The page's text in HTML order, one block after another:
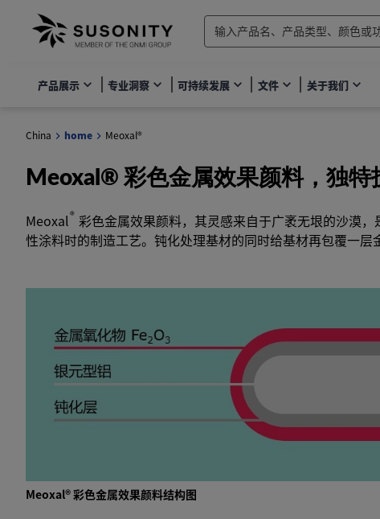
产品展示 专业洞察 可持续发展 文件 关于我们
China home Meoxal®
Meoxal® 彩色金属效果颜料，独
Meoxal® 彩色金属效果颜料，其灵感来自于广袤无垠的沙漠
性涂料时的制造工艺。钝化处理基材的同时给基材再包覆一
Meoxal® 彩色金属效果颜料结构图